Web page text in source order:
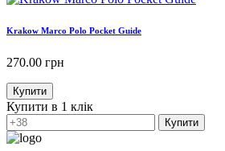
Krakow Marco Polo Pocket Guide
270.00 грн
Купити
Купити в 1 клік
Купити